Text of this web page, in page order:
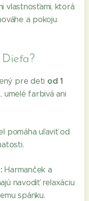
vlastnosťami, ktorá
a pokoju.
Dieťa?
pre deti od 1
umelé farbivá ani
pomáha uľaviť od
Harmanček a
navodiť relaxáciu
spánku.